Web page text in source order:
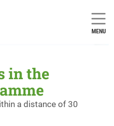
MENU
in the
a distance of 30